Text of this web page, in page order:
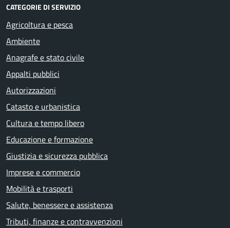
CATEGORIE DI SERVIZIO
Agricoltura e pesca
Ambiente
Anagrafe e stato civile
Appalti pubblici
Autorizzazioni
Catasto e urbanistica
Cultura e tempo libero
Educazione e formazione
Giustizia e sicurezza pubblica
Imprese e commercio
Mobilità e trasporti
Salute, benessere e assistenza
Tributi, finanze e contravvenzioni